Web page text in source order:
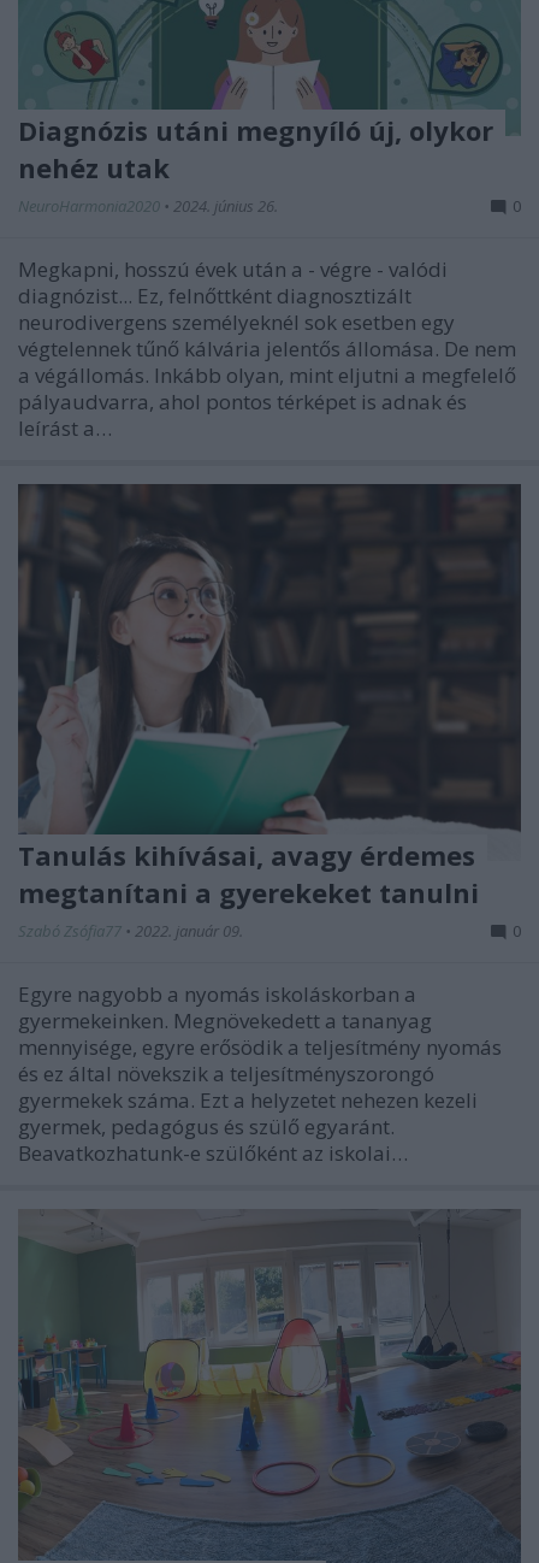
Diagnózis utáni megnyíló új, olykor
nehéz utak
NeuroHarmonia2020 • 2024. június 26. 0
Megkapni, hosszú évek után a - végre - valódi
diagnózist... Ez, felnőttként diagnosztizált
neurodivergens személyeknél sok esetben egy
végtelennek tűnő kálvária jelentős állomása. De nem
a végállomás. Inkább olyan, mint eljutni a megfelelő
pályaudvarra, ahol pontos térképet is adnak és
leírást a…
Tanulás kihívásai, avagy érdemes
megtanítani a gyerekeket tanulni
Szabó Zsófia77 • 2022. január 09. 0
Egyre nagyobb a nyomás iskoláskorban a
gyermekeinken. Megnövekedett a tananyag
mennyisége, egyre erősödik a teljesítmény nyomás
és ez által növekszik a teljesítményszorongó
gyermekek száma. Ezt a helyzetet nehezen kezeli
gyermek, pedagógus és szülő egyaránt.
Beavatkozhatunk-e szülőként az iskolai…